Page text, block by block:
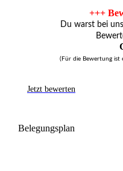
+++
Du warst bei
(Für die Bewertung ist
Jetzt bewerten
Belegungsplan